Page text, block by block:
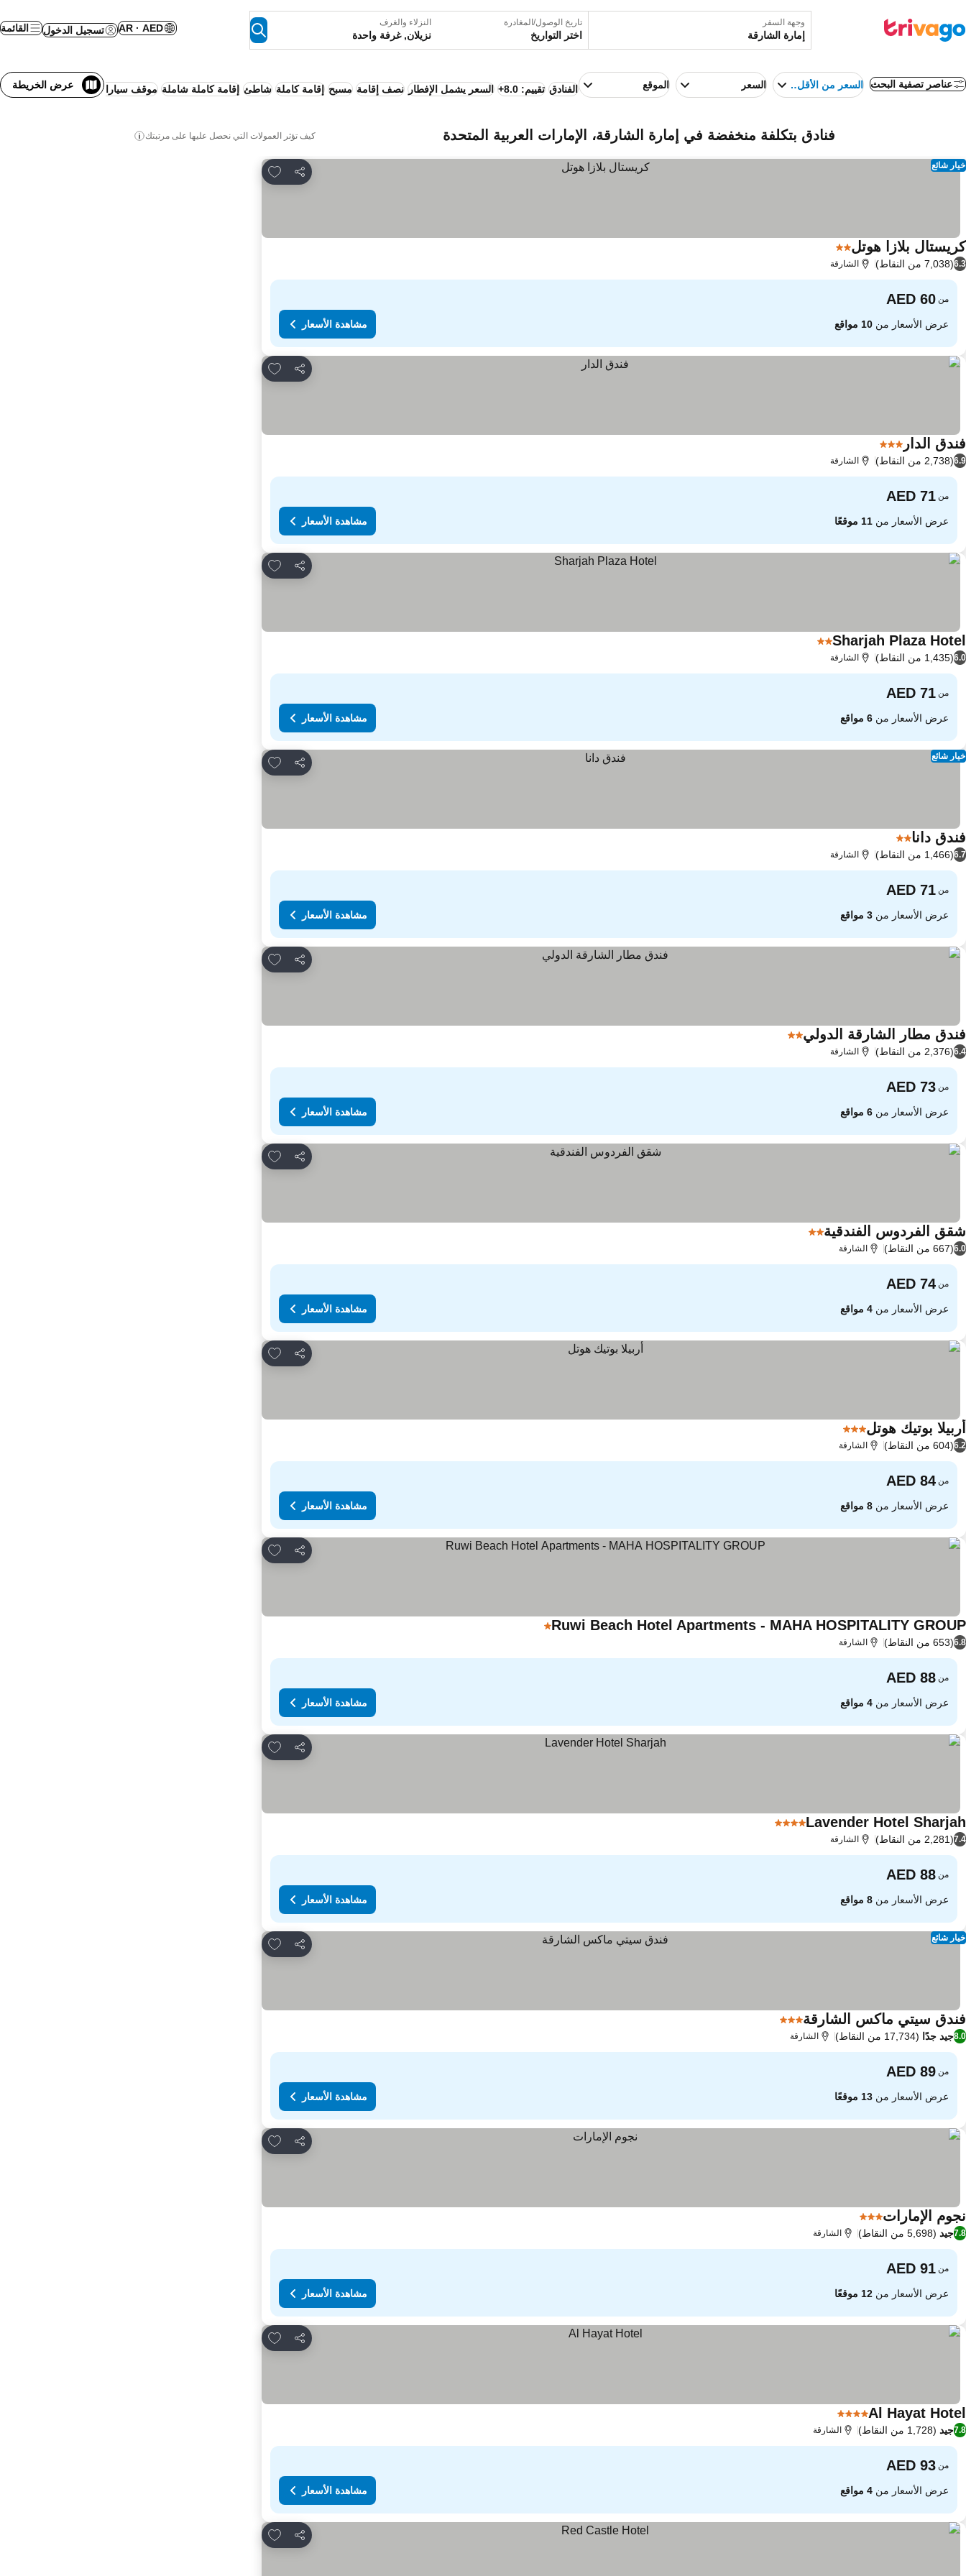
وجهة السفر تاريخ الوصول/المغادرة
اختر التواريخ
النزلاء والغرف
نزيلان, غرفة واحدة
AR · AED تسجيل الدخول القائمة
عناصر تصفية البحث السعر من الأقل إلى الأعلى
السعر الموقع الفنادق تقييم: 8.0+ السعر يشمل الإفطار نصف إقامة مسبح إقامة كاملة شاطئ إقامة كاملة شاملة موقف سيارات شقة متكاملة الخدمات
عرض الخريطة
فنادق بتكلفة منخفضة في إمارة الشارقة، الإمارات العربية المتحدة كيف تؤثر العمولات التي نحصل عليها على مرتبتك
مشاركة
Add to favorites خيار شائع
كريستال بلازا هوتل2 عدد النجوم
6.3(7,038 من النقاط) الشارقة
من
عرض الأسعار من 10 مواقع مشاهدة الأسعار
مشاركة
Add to favorites
فندق الدار 3 عدد النجوم
6.9(2,738 من النقاط) الشارقة
من
عرض الأسعار من 11 موقعًا مشاهدة الأسعار
مشاركة
Add to favorites
Sharjah Plaza Hotel2 عدد النجوم
6.0(1,435 من النقاط) الشارقة
من
عرض الأسعار من 6 مواقع مشاهدة الأسعار
مشاركة
Add to favorites خيار شائع
فندق دانا2 عدد النجوم
6.7(1,466 من النقاط) الشارقة
من
عرض الأسعار من 3 مواقع مشاهدة الأسعار
مشاركة
Add to favorites
فندق مطار الشارقة الدولي2 عدد النجوم
6.4(2,376 من النقاط) الشارقة
من
عرض الأسعار من 6 مواقع مشاهدة الأسعار
مشاركة
Add to favorites
شقق الفردوس الفندقية2 عدد النجوم
6.0(667 من النقاط) الشارقة
من
عرض الأسعار من 4 مواقع مشاهدة الأسعار
مشاركة
Add to favorites
أربيلا بوتيك هوتل3 عدد النجوم
6.2(604 من النقاط) الشارقة
من
عرض الأسعار من 8 مواقع مشاهدة الأسعار
مشاركة
Add to favorites
Ruwi Beach Hotel Apartments - MAHA HOSPITALITY GROUP1 عدد النجوم
6.8(653 من النقاط) الشارقة
من
عرض الأسعار من 4 مواقع مشاهدة الأسعار
مشاركة
Add to favorites
Lavender Hotel Sharjah4 عدد النجوم
7.4(2,281 من النقاط) الشارقة
من
عرض الأسعار من 8 مواقع مشاهدة الأسعار
مشاركة
Add to favorites خيار شائع
فندق سيتي ماكس الشارقة3 عدد النجوم
8.0جيد جدًا (17,734 من النقاط) الشارقة
من
عرض الأسعار من 13 موقعًا مشاهدة الأسعار
مشاركة
Add to favorites
نجوم الإمارات3 عدد النجوم
7.8جيد (5,698 من النقاط) الشارقة
من
عرض الأسعار من 12 موقعًا مشاهدة الأسعار
مشاركة
Add to favorites
Al Hayat Hotel4 عدد النجوم
7.8جيد (1,728 من النقاط) الشارقة
من
عرض الأسعار من 4 مواقع مشاهدة الأسعار
مشاركة
Add to favorites